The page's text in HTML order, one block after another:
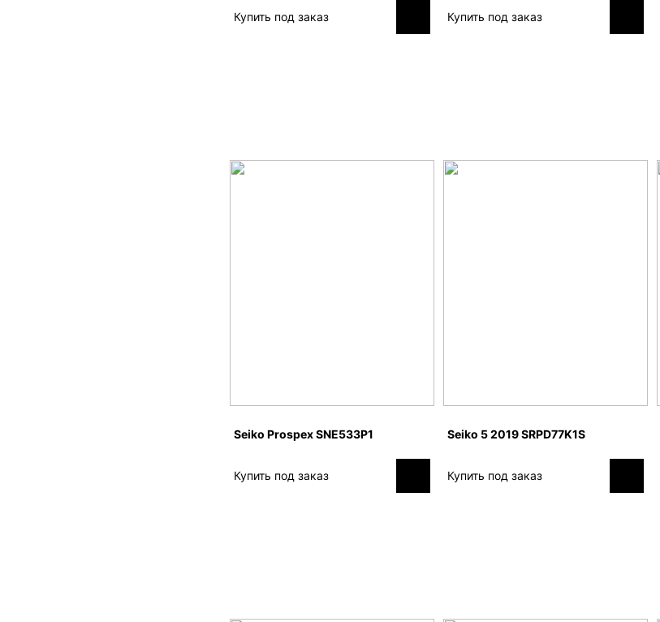
Купить под заказ Купить под заказ
Seiko Prospex SNE533P1
Купить под заказ
Seiko 5 2019 SRPD77K1S
Купить под заказ